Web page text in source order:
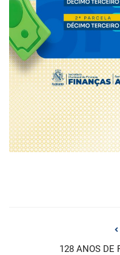
128 ANOS DE